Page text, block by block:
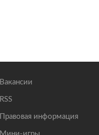
Вакансии
RSS
Правовая информация